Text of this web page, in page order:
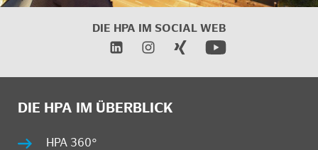
DIE HPA IM SOCIAL WEB
DIE HPA IM ÜBERBLICK
HPA 360°